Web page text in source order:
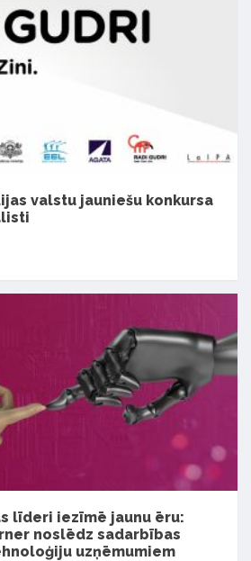
valstu jauniešu konkursa
līderi iezīmē jaunu ēru:
noslēdz sadarbības
uzņēmumiem